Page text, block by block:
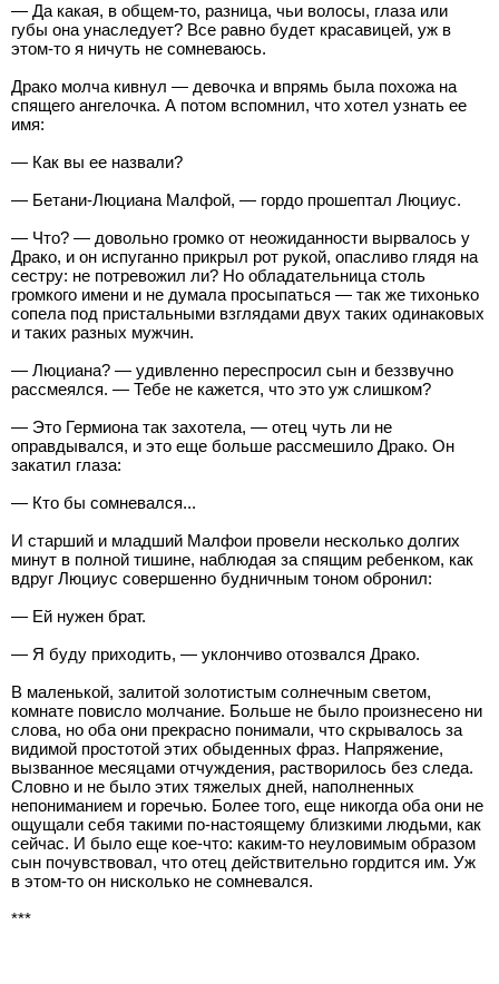
— Да какая, в общем-то, разница, чьи волосы, глаза или
губы она унаследует? Все равно будет красавицей, уж в
этом-то я ничуть не сомневаюсь.
Драко молча кивнул — девочка и впрямь была похожа на
спящего ангелочка. А потом вспомнил, что хотел узнать ее
имя:
— Как вы ее назвали?
— Бетани-Люциана Малфой, — гордо прошептал Люциус.
— Что? — довольно громко от неожиданности вырвалось у
Драко, и он испуганно прикрыл рот рукой, опасливо глядя на
сестру: не потревожил ли? Но обладательница столь
громкого имени и не думала просыпаться — так же тихонько
сопела под пристальными взглядами двух таких одинаковых
и таких разных мужчин.
— Люциана? — удивленно переспросил сын и беззвучно
рассмеялся. — Тебе не кажется, что это уж слишком?
— Это Гермиона так захотела, — отец чуть ли не
оправдывался, и это еще больше рассмешило Драко. Он
закатил глаза:
— Кто бы сомневался...
И старший и младший Малфои провели несколько долгих
минут в полной тишине, наблюдая за спящим ребенком, как
вдруг Люциус совершенно будничным тоном обронил:
— Ей нужен брат.
— Я буду приходить, — уклончиво отозвался Драко.
В маленькой, залитой золотистым солнечным светом,
комнате повисло молчание. Больше не было произнесено ни
слова, но оба они прекрасно понимали, что скрывалось за
видимой простотой этих обыденных фраз. Напряжение,
вызванное месяцами отчуждения, растворилось без следа.
Словно и не было этих тяжелых дней, наполненных
непониманием и горечью. Более того, еще никогда оба они не
ощущали себя такими по-настоящему близкими людьми, как
сейчас. И было еще кое-что: каким-то неуловимым образом
сын почувствовал, что отец действительно гордится им. Уж
в этом-то он нисколько не сомневался.
***